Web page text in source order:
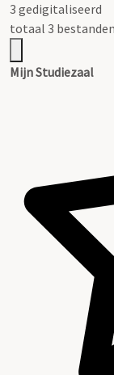
3 gedigitaliseerd
totaal 3 bestanden
Mijn Studiezaal